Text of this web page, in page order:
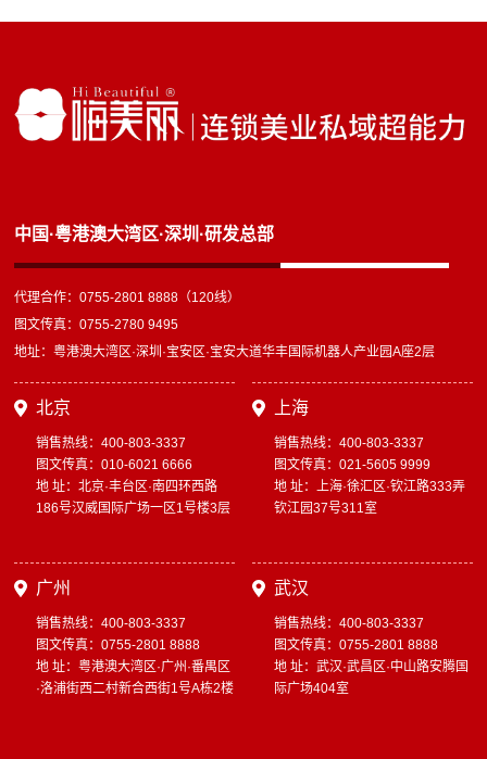
中国·粤港澳大湾区·深圳·研发总部
代理合作：0755-2801 8888（120线）
图文传真：0755-2780 9495
地址：粤港澳大湾区·深圳·宝安区·宝安大道华丰国际机器人产业园A座2层
北京
销售热线：400-803-3337
图文传真：010-6021 6666
地 址：北京·丰台区·南四环西路
186号汉威国际广场一区1号楼3层
上海
销售热线：400-803-3337
图文传真：021-5605 9999
地 址：上海·徐汇区·钦江路333弄
钦江园37号311室
广州
销售热线：400-803-3337
图文传真：0755-2801 8888
地 址：粤港澳大湾区·广州·番禺区
·洛浦街西二村新合西街1号A栋2楼
武汉
销售热线：400-803-3337
图文传真：0755-2801 8888
地 址：武汉·武昌区·中山路安腾国
际广场404室